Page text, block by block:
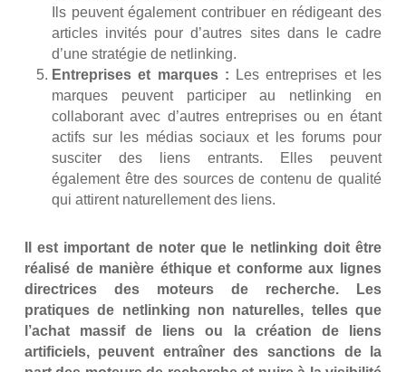
Ils peuvent également contribuer en rédigeant des
articles invités pour d’autres sites dans le cadre
d’une stratégie de netlinking.
Entreprises et marques : Les entreprises et les
marques peuvent participer au netlinking en
collaborant avec d’autres entreprises ou en étant
actifs sur les médias sociaux et les forums pour
susciter des liens entrants. Elles peuvent
également être des sources de contenu de qualité
qui attirent naturellement des liens.
Il est important de noter que le netlinking doit être
réalisé de manière éthique et conforme aux lignes
directrices des moteurs de recherche. Les
pratiques de netlinking non naturelles, telles que
l’achat massif de liens ou la création de liens
artificiels, peuvent entraîner des sanctions de la